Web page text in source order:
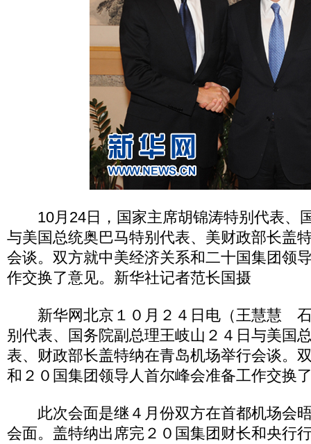
10月24日，国家主席胡锦涛特别代表、
与美国总统奥巴马特别代表、美财政部长盖
会谈。双方就中美经济关系和二十国集团领
作交换了意见。新华社记者范长国摄
新华网北京１０月２４日电（王慧慧 石
别代表、国务院副总理王岐山２４日与美国
表、财政部长盖特纳在青岛机场举行会谈。
和２０国集团领导人首尔峰会准备工作交换
此次会面是继４月份双方在首都机场会
会面。盖特纳出席完２０国集团财长和央行